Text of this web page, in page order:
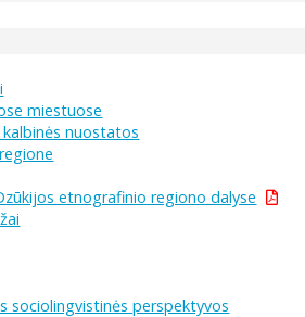
miestuose
nuostatos
etnografinio regiono dalyse
sociolingvistinės perspektyvos